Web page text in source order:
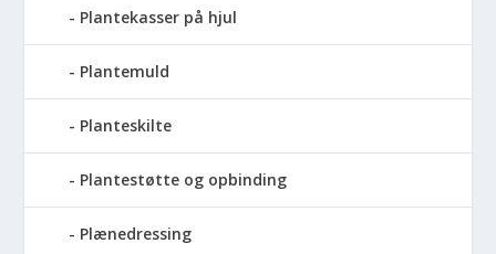
Plantekasser på hjul
Plantemuld
Planteskilte
Plantestøtte og opbinding
Plænedressing